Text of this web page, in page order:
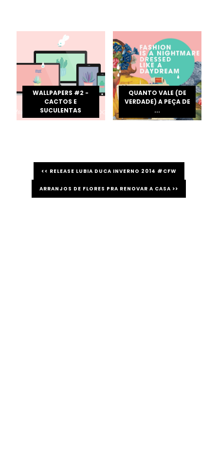
WALLPAPERS #2 -
CACTOS E
SUCULENTAS
QUANTO VALE (DE
VERDADE) A PEÇA DE
...
<< RELEASE LUBIA DUCA INVERNO 2014 #CFW
ARRANJOS DE FLORES PRA RENOVAR A CASA >>